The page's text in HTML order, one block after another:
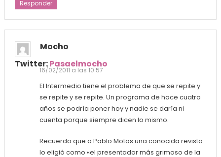
Responder
Mocho
Twitter:Pasaelmocho
16/02/2011 a las 10:57
El Intermedio tiene el problema de que se repite y
se repite y se repite. Un programa de hace cuatro
años se podría poner hoy y nadie se daría ni
cuenta porque siempre dicen lo mismo.
Recuerdo que a Pablo Motos una conocida revista
lo eligió como «el presentador más grimoso de la